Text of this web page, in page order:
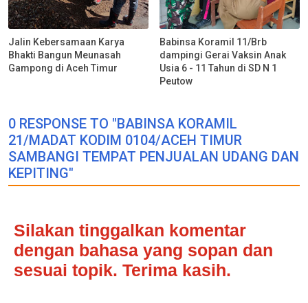
Jalin Kebersamaan Karya
Bhakti Bangun Meunasah
Gampong di Aceh Timur
Babinsa Koramil 11/Brb
dampingi Gerai Vaksin Anak
Usia 6 - 11 Tahun di SD N 1
Peutow
0 RESPONSE TO "BABINSA KORAMIL
21/MADAT KODIM 0104/ACEH TIMUR
SAMBANGI TEMPAT PENJUALAN UDANG DAN
KEPITING"
Silakan tinggalkan komentar
dengan bahasa yang sopan dan
sesuai topik. Terima kasih.